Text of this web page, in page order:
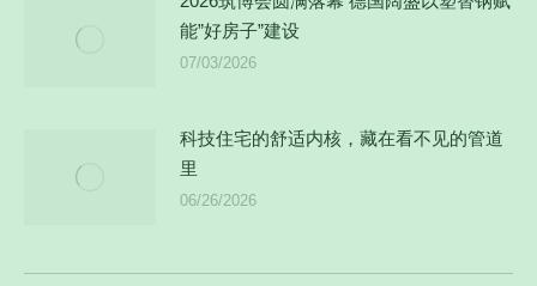
能”好房子”建设
07/03/2026
科技住宅的舒适内核，藏在看不见的管道
里
06/26/2026